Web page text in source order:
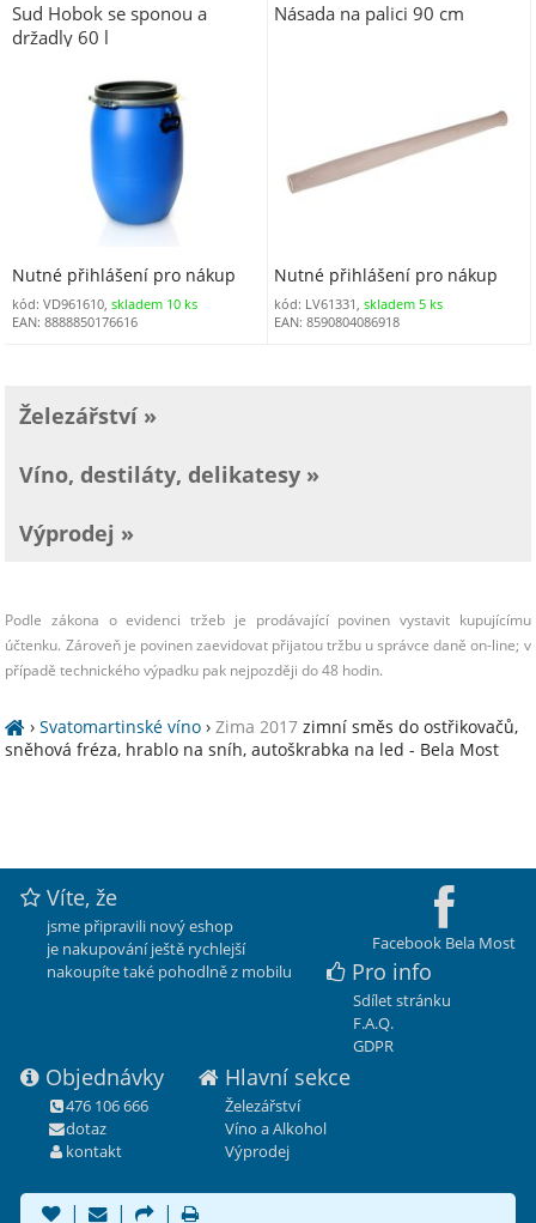
Sud Hobok se sponou a
držadly 60 l
Nutné přihlášení pro nákup
kód: VD961610, skladem 10 ks
EAN: 8888850176616
Násada na palici 90 cm
Nutné přihlášení pro nákup
kód: LV61331,skladem 5 ks
EAN: 8590804086918
Železářství »
Víno, destiláty, delikatesy »
Výprodej »
Podle zákona o evidenci tržeb je prodávající povinen vystavit kupujícímu
účtenku. Zároveň je povinen zaevidovat přijatou tržbu u správce daně on-line; v
případě technického výpadku pak nejpozději do 48 hodin.
›Svatomartinské víno ›Zima 2017 zimní směs do ostřikovačů,
sněhová fréza, hrablo na sníh, autoškrabka na led - Bela Most
Facebook Bela Most
Víte, že
jsme připravili nový eshop
je nakupování ještě rychlejší
nakoupíte také pohodlně z mobilu
Pro info
Sdílet stránku
F.A.Q.
GDPR
Objednávky
476 106 666
dotaz
kontakt
Hlavní sekce
Železářství
Víno a Alkohol
Výprodej
| | |